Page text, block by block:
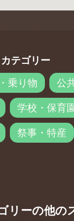
リーの他の
テゴリー
乗り物 公
学校・保育
祭事・特産